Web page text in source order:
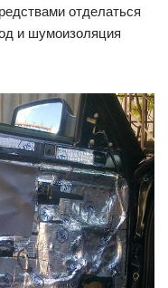
отделаться
и шумоизоляция